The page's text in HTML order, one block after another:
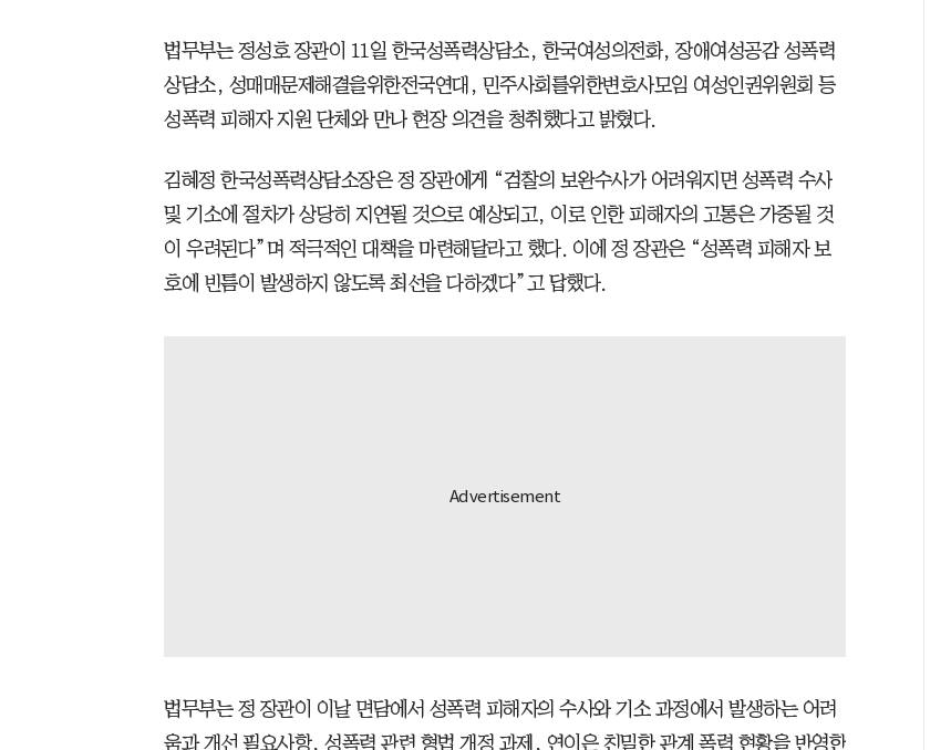
법무부는 정성호 장관이 11일 한국성폭력상담소, 한국여성의전화, 장애여성공감 성폭력
상담소, 성매매문제해결을위한전국연대, 민주사회를위한변호사모임 여성인권위원회 등
성폭력 피해자 지원 단체와 만나 현장 의견을 청취했다고 밝혔다.
김혜정 한국성폭력상담소장은 정 장관에게 “검찰의 보완수사가 어려워지면 성폭력 수사
및 기소에 절차가 상당히 지연될 것으로 예상되고, 이로 인한 피해자의 고통은 가중될 것
이 우려된다”며 적극적인 대책을 마련해달라고 했다. 이에 정 장관은 “성폭력 피해자 보
호에 빈틈이 발생하지 않도록 최선을 다하겠다”고 답했다.
법무부는 정 장관이 이날 면담에서 성폭력 피해자의 수사와 기소 과정에서 발생하는 어려
움과 개선 필요사항, 성폭력 관련 형법 개정 과제, 연이은 친밀한 관계 폭력 현황을 반영한